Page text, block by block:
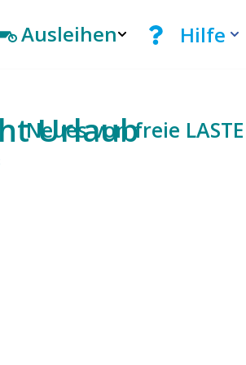
Ausleihen Hilfe
Urlaub
Neues von freie